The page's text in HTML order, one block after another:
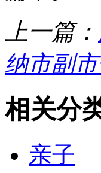
上一篇：
纳市副
相关分
亲子